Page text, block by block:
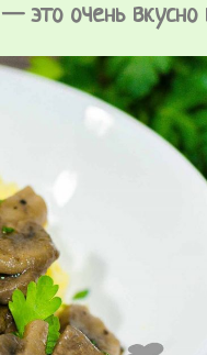
это очень вкусно